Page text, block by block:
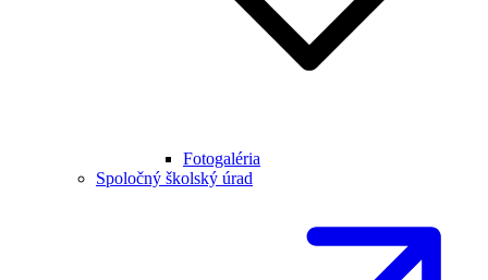
Fotogaléria
Spoločný školský úrad